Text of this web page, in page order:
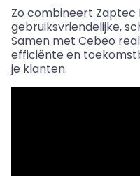
Zo combineert Zaptec
gebruiksvriendelijke,
Samen met Cebeo
efficiënte en
je klanten.